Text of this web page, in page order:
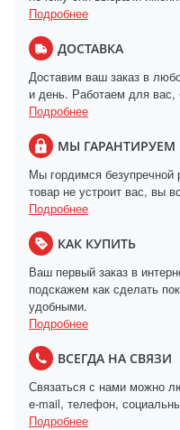
Подробнее
ДОСТАВКА
Доставим ваш заказ в
и день. Работаем для
Подробнее
МЫ ГАРАНТИРУЕМ
Мы гордимся безупречной
товар не устроит вас, вы
Подробнее
КАК КУПИТЬ
Ваш первый заказ в
подскажем как сделать
удобными.
Подробнее
ВСЕГДА НА СВЯЗИ
Связаться с нами можно
e-mail, телефон,
Подробнее